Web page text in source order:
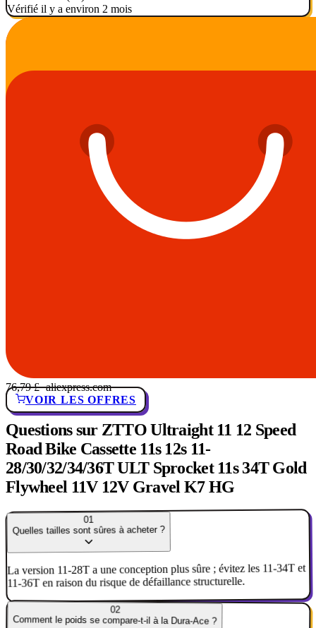
Vérifié il y a environ 2 mois
76,79 £· aliexpress.com
VOIR LES OFFRES
Questions sur ZTTO Ultraight 11 12 Speed
Road Bike Cassette 11s 12s 11-
28/30/32/34/36T ULT Sprocket 11s 34T Gold
Flywheel 11V 12V Gravel K7 HG
01
Quelles tailles sont sûres à acheter ?
La version 11-28T a une conception plus sûre ; évitez les 11-34T et
11-36T en raison du risque de défaillance structurelle.
02
Comment le poids se compare-t-il à la Dura-Ace ?